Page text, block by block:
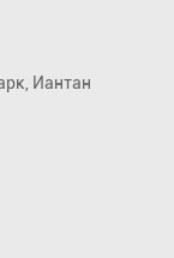
Иантан